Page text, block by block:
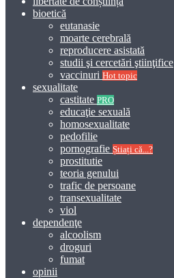
bioetică
eutanasie
moarte cerebrală
reproducere asistată
studii şi cercetări ştiinţifice
vaccinuri Hot topic
sexualitate
castitate PRO
educaţie sexuală
homosexualitate
pedofilie
pornografie Știați că...?
prostitutie
teoria genului
trafic de persoane
transexualitate
viol
dependenţe
alcoolism
droguri
fumat
opinii